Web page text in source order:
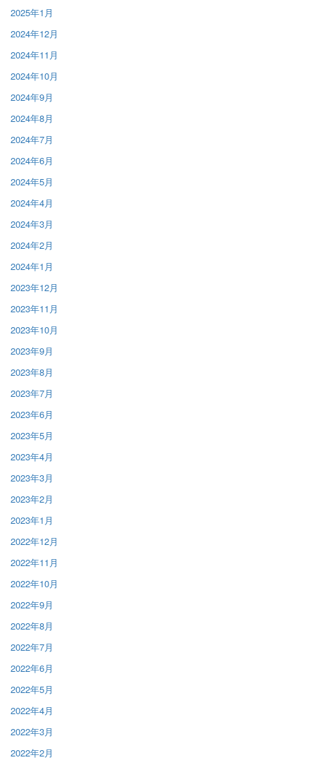
2025年1月
2024年12月
2024年11月
2024年10月
2024年9月
2024年8月
2024年7月
2024年6月
2024年5月
2024年4月
2024年3月
2024年2月
2024年1月
2023年12月
2023年11月
2023年10月
2023年9月
2023年8月
2023年7月
2023年6月
2023年5月
2023年4月
2023年3月
2023年2月
2023年1月
2022年12月
2022年11月
2022年10月
2022年9月
2022年8月
2022年7月
2022年6月
2022年5月
2022年4月
2022年3月
2022年2月